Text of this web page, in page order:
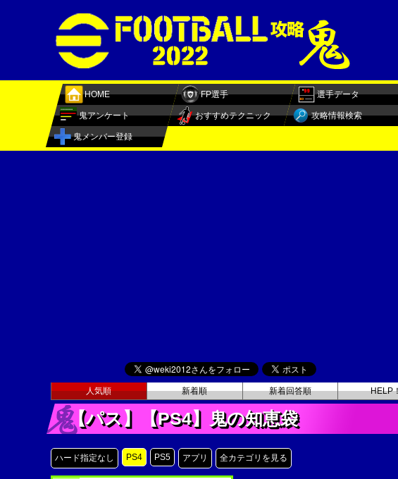
HOME FP選手 選手データ
鬼アンケート おすすめテクニック 攻略情報検索
鬼メンバー登録
人気順 新着順 新着回答順 HELP
【パス】【PS4】鬼の知恵袋
ハード指定なし PS4 PS5 アプリ 全カテゴリを見る